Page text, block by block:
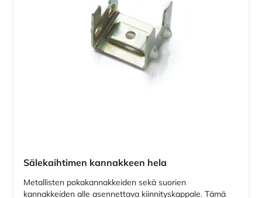
Sälekaihtimen kannakkeen hela
Metallisten pokakannakkeiden sekä suorien
kannakkeiden alle asennettava kiinnityskappale. Tämä